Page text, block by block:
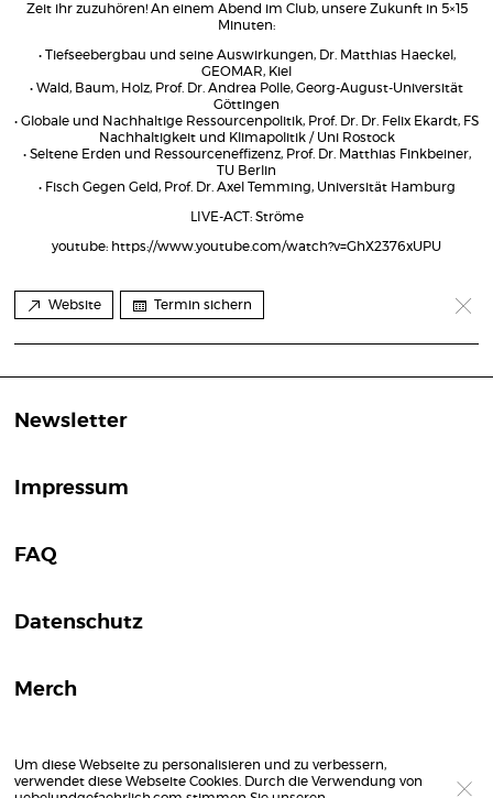
Zeit ihr zuzuhören! An einem Abend im Club, unsere Zukunft in 5×15
Minuten:
• Tiefseebergbau und seine Auswirkungen, Dr. Matthias Haeckel,
GEOMAR, Kiel
• Wald, Baum, Holz, Prof. Dr. Andrea Polle, Georg-August-Universität
Göttingen
• Globale und Nachhaltige Ressourcenpolitik, Prof. Dr. Dr. Felix Ekardt, FS
Nachhaltigkeit und Klimapolitik / Uni Rostock
• Seltene Erden und Ressourceneffizenz, Prof. Dr. Matthias Finkbeiner,
TU Berlin
• Fisch Gegen Geld, Prof. Dr. Axel Temming, Universität Hamburg
LIVE-ACT: Ströme
youtube: https://www.youtube.com/watch?v=GhX2376xUPU
Website Termin sichern
Newsletter
Impressum
FAQ
Datenschutz
Merch
Um diese Webseite zu personalisieren und zu verbessern,
verwendet diese Webseite Cookies. Durch die Verwendung von